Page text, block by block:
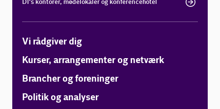
Vi rådgiver dig
Kurser, arrangementer og netværk
Brancher og foreninger
Politik og analyser